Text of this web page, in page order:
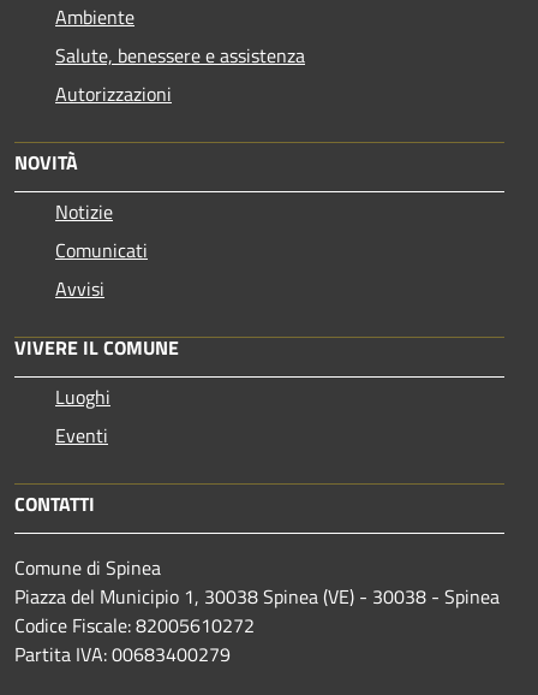
Ambiente
Salute, benessere e assistenza
Autorizzazioni
NOVITÀ
Notizie
Comunicati
Avvisi
VIVERE IL COMUNE
Luoghi
Eventi
CONTATTI
Comune di Spinea
Piazza del Municipio 1, 30038 Spinea (VE) - 30038 - Spinea
Codice Fiscale: 82005610272
Partita IVA: 00683400279